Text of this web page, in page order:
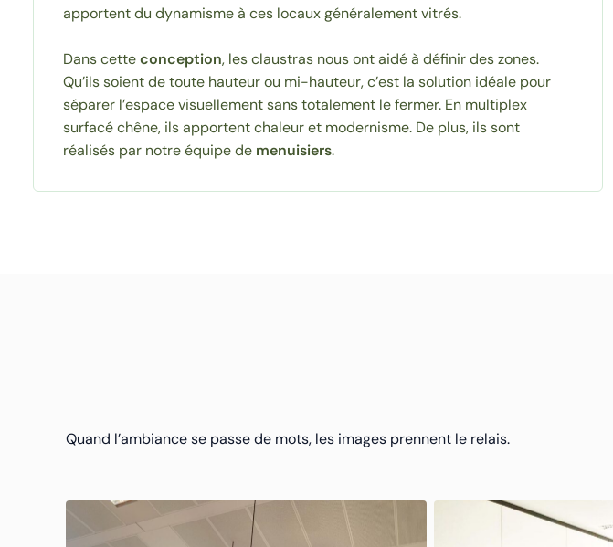
apportent du dynamisme à ces locaux généralement vitrés.
Dans cetteconception, les claustras nous ont aidé à définir des zones.
Qu’ils soient de toute hauteur ou mi-hauteur, c’est la solution idéale pour
séparer l’espace visuellement sans totalement le fermer. En multiplex
surfacé chêne, ils apportent chaleur et modernisme. De plus, ils sont
réalisés par notre équipe de menuisiers.
Quand l’ambiance se passe de mots, les images prennent le relais.